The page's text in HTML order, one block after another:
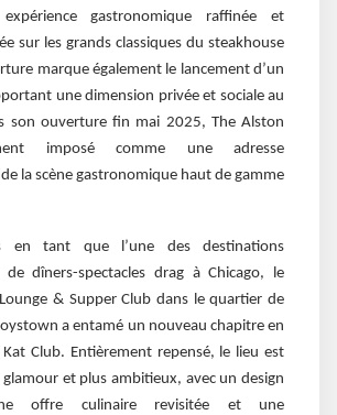
gastronomique raffinée et
sur les grands classiques du steakhouse
marque également le lancement d’un
une dimension privée et sociale au
son ouverture fin mai 2025, The Alston
imposé comme une adresse
la scène gastronomique haut de gamme
en tant que l’une des destinations
de dîners-spectacles drag à Chicago, le
& Supper Club dans le quartier de
a entamé un nouveau chapitre en
Club. Entièrement repensé, le lieu est
et plus ambitieux, avec un design
offre culinaire revisitée et une